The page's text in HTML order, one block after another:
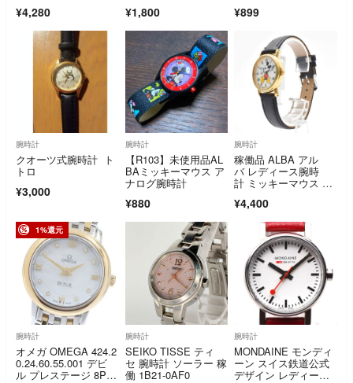
¥4,280 ¥1,800 ¥899
腕時計
クオーツ式腕時計 ト
トロ
¥3,000
腕時計
【R103】未使用品AL
BAミッキーマウス ア
ナログ腕時計
¥880
腕時計
稼働品 ALBA アル
バ レディース腕時
計 ミッキーマウス デ
¥4,400
1%還元
腕時計
オメガ OMEGA 424.2
0.24.60.55.001 デビ
ル プレステージ 8Pダ
腕時計
SEIKO TISSE ティ
セ 腕時計 ソーラー 稼
働 1B21-0AF0
腕時計
MONDAINE モンディ
ーン スイス鉄道公式
デザイン レディー